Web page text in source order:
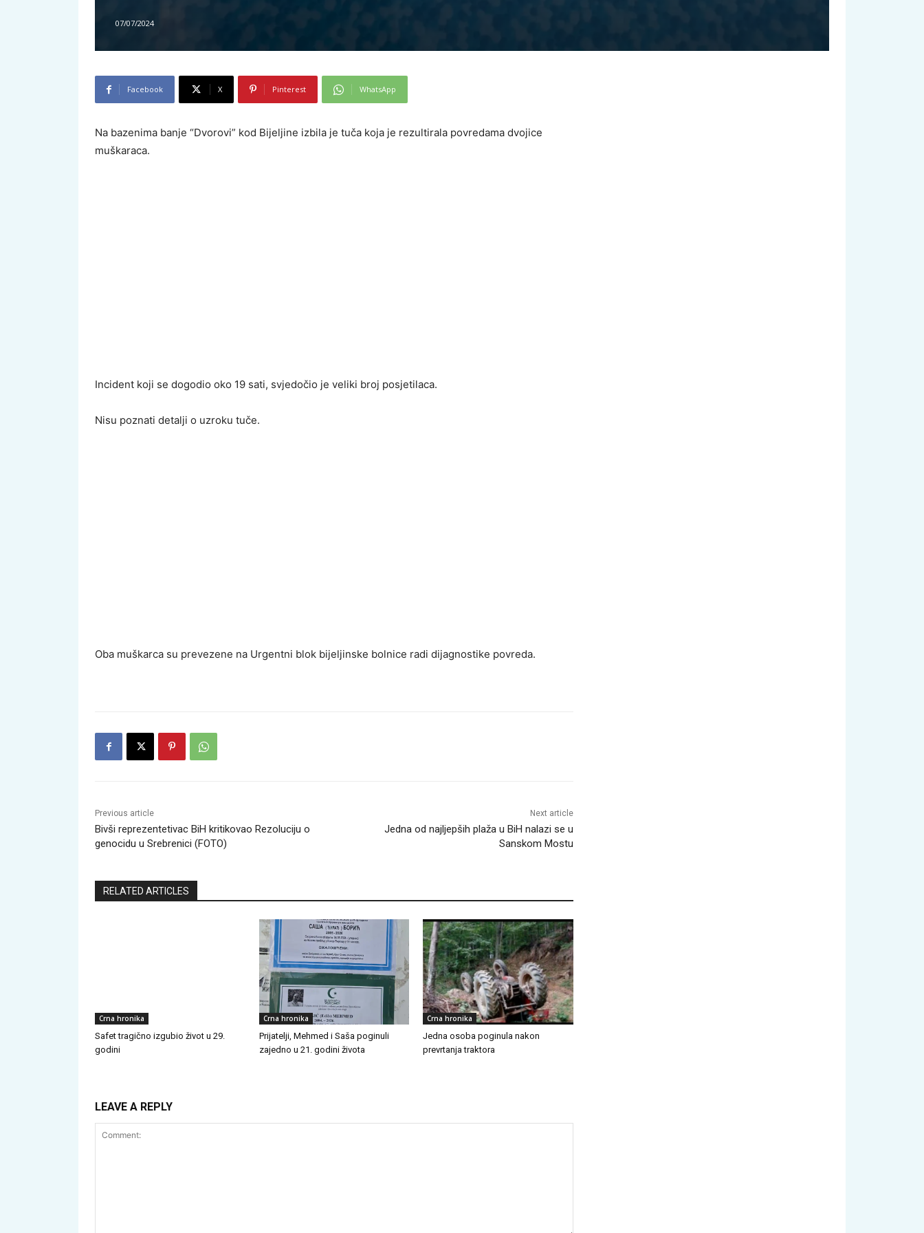
07/07/2024
Facebook X Pinterest WhatsApp
Na bazenima banje “Dvorovi” kod Bijeljine izbila je tuča koja je rezultirala povredama dvojice
muškaraca.
Incident koji se dogodio oko 19 sati, svjedočio je veliki broj posjetilaca.
Nisu poznati detalji o uzroku tuče.
Oba muškarca su prevezene na Urgentni blok bijeljinske bolnice radi dijagnostike povreda.
Previous article
Bivši reprezentetivac BiH kritikovao Rezoluciju o
genocidu u Srebrenici (FOTO)
Next article
Jedna od najljepših plaža u BiH nalazi se u
Sanskom Mostu
RELATED ARTICLES
Crna hronika
Safet tragično izgubio život u 29.
godini
Crna hronika
Prijatelji, Mehmed i Saša poginuli
zajedno u 21. godini života
Crna hronika
Jedna osoba poginula nakon
prevrtanja traktora
LEAVE A REPLY